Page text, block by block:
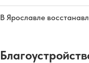
В Ярославле